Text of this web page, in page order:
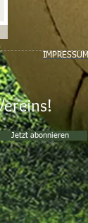
IMPRESSUM
Jetzt abonnieren